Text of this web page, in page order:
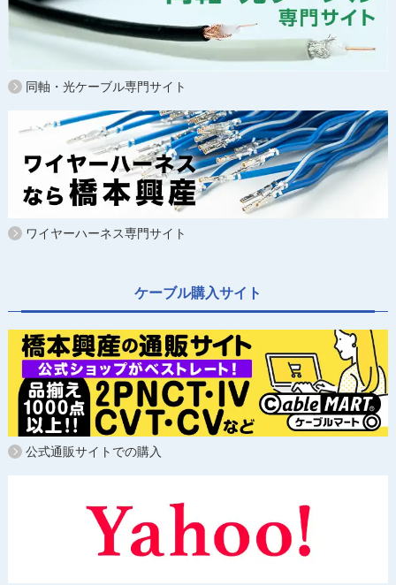
同軸・光ケーブル専門サイト
ワイヤーハーネス専門サイト
ケーブル購入サイト
公式通販サイトでの購入